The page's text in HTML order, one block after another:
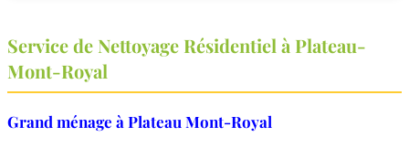
Service de Nettoyage Résidentiel à Plateau-
Mont-Royal
Grand ménage à Plateau Mont-Royal